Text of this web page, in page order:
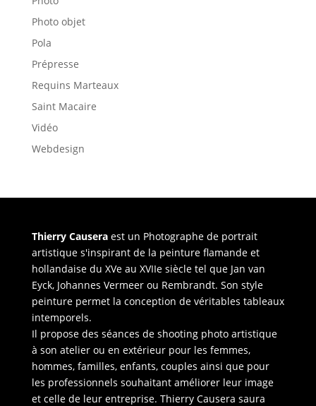
Photo objet
Pola
Prépresse
Requins Marteaux
Saint Macaire
Vidéo
Webdesign
Thierry Causeraest un Photographe de portrait
artistique s'inspirant de la peinture flamande et
hollandaise du XVe au XVIIe siècle tel que Jan van
Eyck, Johannes Vermeer ou Rembrandt. Son style
peinture permet la conception de véritables tableaux
intemporels.
Il propose des séances de shooting photo artistique
à son atelier ou en extérieur pour les femmes,
hommes, familles, enfants, couples ainsi que pour
les professionnels souhaitant améliorer leur image
et celle de leur entreprise. Thierry Causera saura